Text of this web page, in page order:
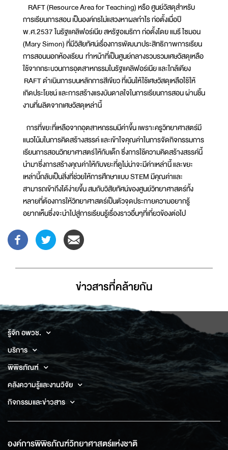
RAFT (Resource Area for Teaching) หรือ ศูนย์วัสดุสำหรับ
การเรียนการสอน เป็นองค์กรไม่แสวงหาผลกำไร ก่อตั้งเมื่อปี
พ.ศ.2537 ในรัฐแคลิฟอร์เนีย สหรัฐอเมริกา ก่อตั้งโดย แมรี ไซมอน
(Mary Simon) ที่มีวิสัยทัศน์เรื่องการพัฒนาประสิทธิภาพการเรียน
การสอนนอกห้องเรียน ทำหน้าที่เป็นศูนย์กลางรวบรวมเศษวัสดุเหลือ
ใช้จากกระบวนการอุตสาหกรรมในรัฐแคลิฟอร์เนีย และใกล้เคียง
RAFT ดำเนินการบนหลักการสีเขียว ที่เน้นให้ใช้เศษวัสดุเหลือใช้ให้
เกิดประโยชน์ และการสร้างแรงบันดาลใจในการเรียนการสอน ผ่านชิ้น
งานที่ผลิตจากเศษวัสดุเหล่านี้
การที่ขยะที่เหลือจากอุตสาหกรรมมีค่าขึ้น เพราะครูวิทยาศาสตร์มี
แนวโน้มในการคิดสร้างสรรค์ และเข้าใจคุณค่าในการจัดกิจกรรมการ
เรียนการสอนวิทยาศาสตร์ให้กับเด็ก ซึ่งการใช้ความคิดสร้างสรรค์นี้
นำมาซึ่งการสร้างคุณค่าให้กับขยะที่ดูไม่น่าจะมีค่าเหล่านี้ และขยะ
เหล่านี้กลับเป็นสิ่งที่ช่วยให้การศึกษาแบบ STEM มีคุณค่าและ
สามารถเข้าถึงได้ง่ายขึ้น สมกับวิสัยทัศน์ของศูนย์วิทยาศาสตร์ทั้ง
หลายที่ต้องการให้วิทยาศาสตร์เป็นตัวจุดประกายความอยากรู้
อยากเห็นซึ่งจะนำไปสู่การเรียนรู้เรื่องราวอื่นๆที่เกี่ยวข้องต่อไป
ข่าวสารที่่คล้ายกัน
รู้จัก อพวช.
บริการ
พิพิธภัณฑ์
คลังความรู้และงานวิจัย
กิจกรรมและข่าวสาร
องค์การพิพิธภัณฑ์วิทยาศาสตร์แห่งชาติ